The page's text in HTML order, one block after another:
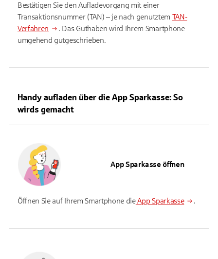
Bestätigen Sie den Aufladevorgang mit einer
Transaktionsnummer (TAN) – je nach genutztem TAN-
Verfahren
. Das Guthaben wird Ihrem Smartphone
umgehend gutgeschrieben.
Handy aufladen über die App Sparkasse: So
wirds gemacht
App Sparkasse öffnen
Öffnen Sie auf Ihrem Smartphone dieApp Sparkasse .